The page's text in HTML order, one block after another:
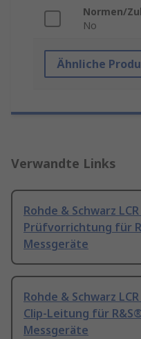
Normen/
No
Ähnliche
Verwandte Links
Rohde & Schwarz
Prüfvorrichtung für
Messgeräte
Rohde & Schwarz
Clip-Leitung für
Messgeräte